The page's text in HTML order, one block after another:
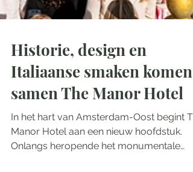
Historie, design en
Italiaanse smaken komen
samen The Manor Hotel